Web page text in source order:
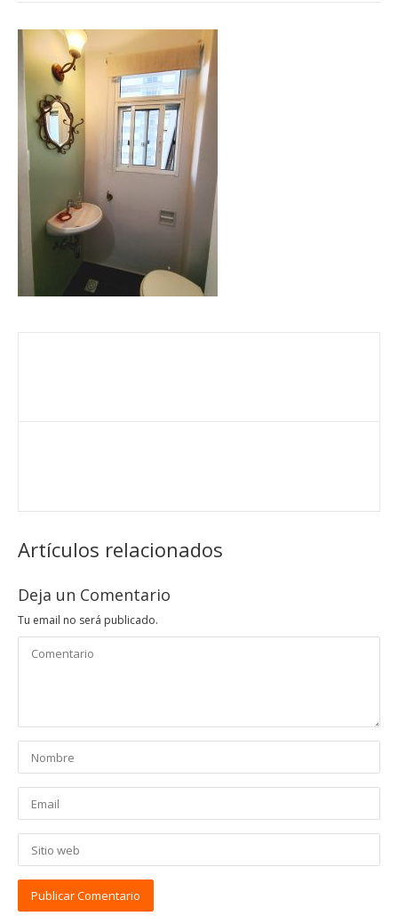
Artículos relacionados
Deja un Comentario
Tu email no será publicado.